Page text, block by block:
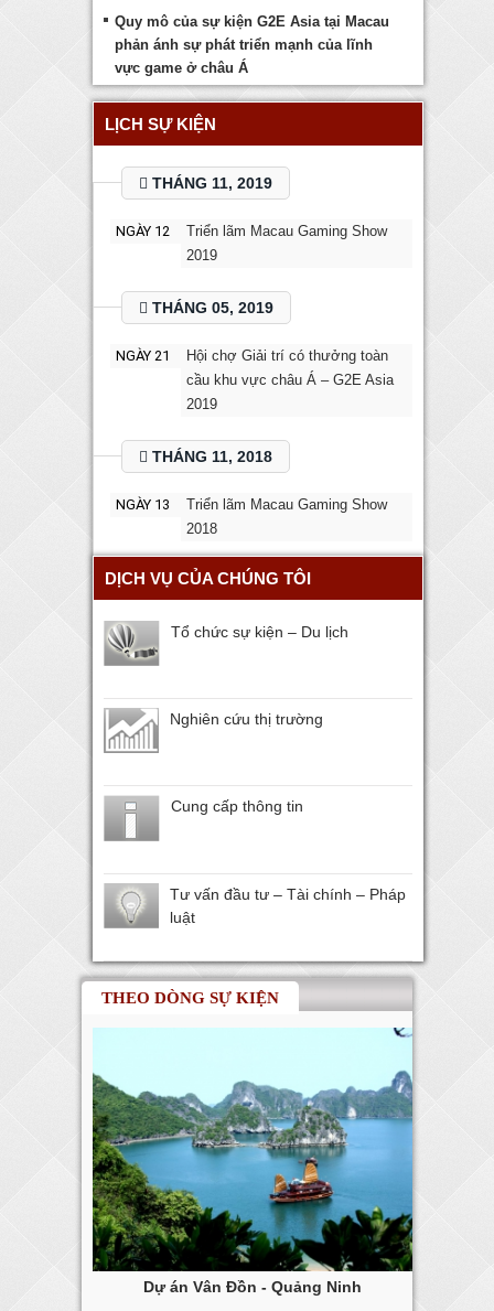
Quy mô của sự kiện G2E Asia tại Macau
phản ánh sự phát triển mạnh của lĩnh
vực game ở châu Á
LỊCH SỰ KIỆN
THÁNG 11, 2019
NGÀY 12
Triển lãm Macau Gaming Show
2019
THÁNG 05, 2019
NGÀY 21
Hội chợ Giải trí có thưởng toàn
cầu khu vực châu Á – G2E Asia
2019
THÁNG 11, 2018
NGÀY 13
Triển lãm Macau Gaming Show
2018
DỊCH VỤ CỦA CHÚNG TÔI
Tổ chức sự kiện – Du lịch
Nghiên cứu thị trường
Cung cấp thông tin
Tư vấn đầu tư – Tài chính – Pháp
luật
THEO DÒNG SỰ KIỆN
Dự án Vân Đồn - Quảng Ninh